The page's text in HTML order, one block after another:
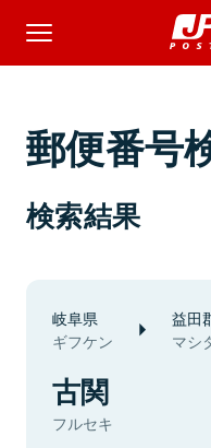
郵便番号
検索結果
岐阜県
ギフケン
益田
マシ
古関
フルセキ